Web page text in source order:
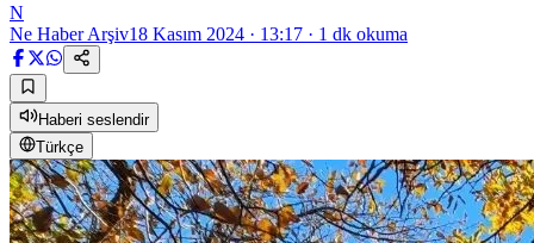
N
Ne Haber Arşiv18 Kasım 2024 · 13:17 · 1 dk okuma
Haberi seslendir
Türkçe